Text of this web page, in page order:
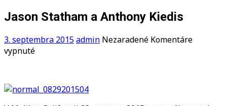
Jason Statham a Anthony Kiedis
3. septembra 2015admin Nezaradené Komentáre
vypnuténa
a
Anthony